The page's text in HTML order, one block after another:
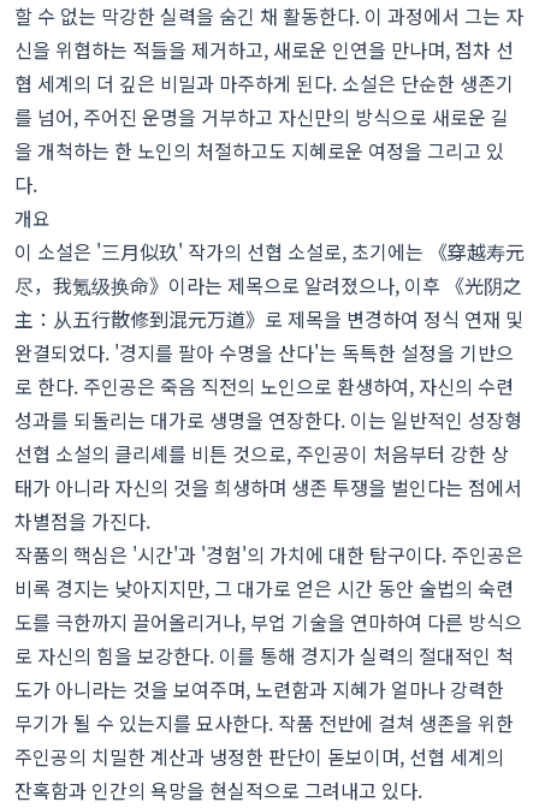
할 수 없는 막강한 실력을 숨긴 채 활동한다. 이 과정에서 그는 자
신을 위협하는 적들을 제거하고, 새로운 인연을 만나며, 점차 선
협 세계의 더 깊은 비밀과 마주하게 된다. 소설은 단순한 생존기
를 넘어, 주어진 운명을 거부하고 자신만의 방식으로 새로운 길
을 개척하는 한 노인의 처절하고도 지혜로운 여정을 그리고 있
다.
개요
이 소설은 '三月似玖' 작가의 선협 소설로, 초기에는 《穿越寿元
尽，我氪级换命》이라는 제목으로 알려졌으나, 이후 《光阴之
主：从五行散修到混元万道》로 제목을 변경하여 정식 연재 및
완결되었다. '경지를 팔아 수명을 산다'는 독특한 설정을 기반으
로 한다. 주인공은 죽음 직전의 노인으로 환생하여, 자신의 수련
성과를 되돌리는 대가로 생명을 연장한다. 이는 일반적인 성장형
선협 소설의 클리셰를 비튼 것으로, 주인공이 처음부터 강한 상
태가 아니라 자신의 것을 희생하며 생존 투쟁을 벌인다는 점에서
차별점을 가진다.
작품의 핵심은 '시간'과 '경험'의 가치에 대한 탐구이다. 주인공은
비록 경지는 낮아지지만, 그 대가로 얻은 시간 동안 술법의 숙련
도를 극한까지 끌어올리거나, 부업 기술을 연마하여 다른 방식으
로 자신의 힘을 보강한다. 이를 통해 경지가 실력의 절대적인 척
도가 아니라는 것을 보여주며, 노련함과 지혜가 얼마나 강력한
무기가 될 수 있는지를 묘사한다. 작품 전반에 걸쳐 생존을 위한
주인공의 치밀한 계산과 냉정한 판단이 돋보이며, 선협 세계의
잔혹함과 인간의 욕망을 현실적으로 그려내고 있다.